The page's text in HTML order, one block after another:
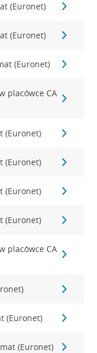
(Euronet)
(Euronet)
(Euronet)
placówce CA
(Euronet)
(Euronet)
(Euronet)
(Euronet)
placówce CA
(Euronet)
(Euronet)